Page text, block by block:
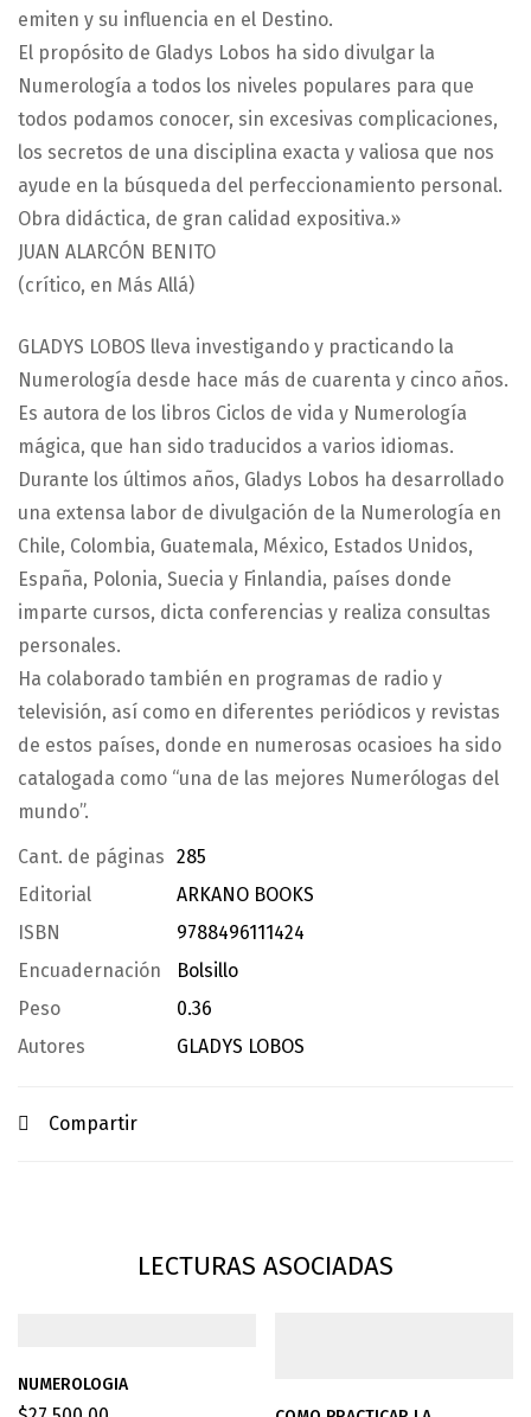
emiten y su influencia en el Destino.
El propósito de Gladys Lobos ha sido divulgar la
Numerología a todos los niveles populares para que
todos podamos conocer, sin excesivas complicaciones,
los secretos de una disciplina exacta y valiosa que nos
ayude en la búsqueda del perfeccionamiento personal.
Obra didáctica, de gran calidad expositiva.»
JUAN ALARCÓN BENITO
(crítico, en Más Allá)
GLADYS LOBOS lleva investigando y practicando la
Numerología desde hace más de cuarenta y cinco años.
Es autora de los libros Ciclos de vida y Numerología
mágica, que han sido traducidos a varios idiomas.
Durante los últimos años, Gladys Lobos ha desarrollado
una extensa labor de divulgación de la Numerología en
Chile, Colombia, Guatemala, México, Estados Unidos,
España, Polonia, Suecia y Finlandia, países donde
imparte cursos, dicta conferencias y realiza consultas
personales.
Ha colaborado también en programas de radio y
televisión, así como en diferentes periódicos y revistas
de estos países, donde en numerosas ocasioes ha sido
catalogada como “una de las mejores Numerólogas del
mundo”.
Cant. de páginas 285
Editorial
ARKANO BOOKS
ISBN
9788496111424
Encuadernación
Bolsillo
Peso
0.36
Autores
GLADYS LOBOS
Compartir
LECTURAS ASOCIADAS
NUMEROLOGIA